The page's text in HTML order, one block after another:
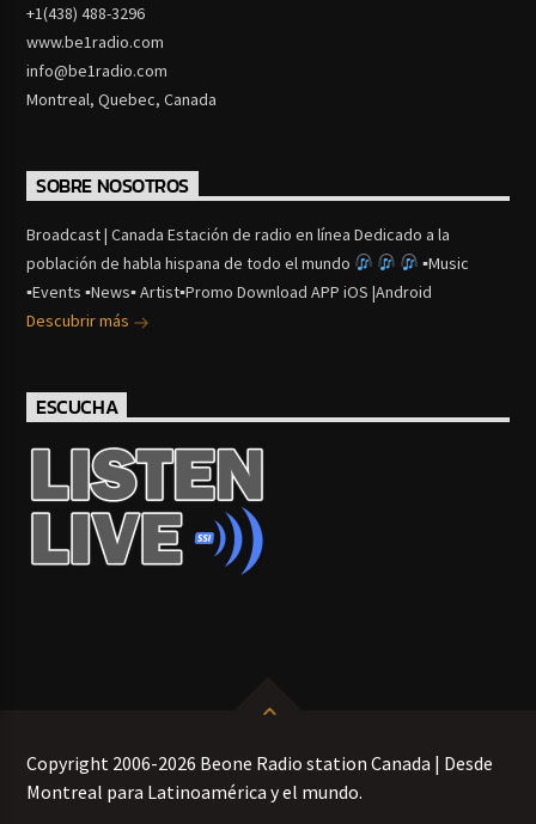
+1(438) 488-3296
www.be1radio.com
info@be1radio.com
Montreal, Quebec, Canada
SOBRE NOSOTROS
Broadcast | Canada Estación de radio en línea Dedicado a la
población de habla hispana de todo el mundo
▪Music
▪Events ▪News▪ Artist▪Promo Download APP iOS |Android
Descubrir más
ESCUCHA
Copyright 2006-2026 Beone Radio station Canada | Desde
Montreal para Latinoamérica y el mundo.